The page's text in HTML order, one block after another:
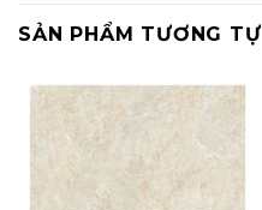
SẢN PHẨM TƯƠNG TỰ